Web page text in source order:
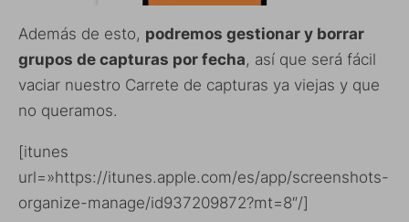
Además de esto, podremos gestionar y borrar
grupos de capturas por fecha, así que será fácil
vaciar nuestro Carrete de capturas ya viejas y que
no queramos.
[itunes
url=»https://itunes.apple.com/es/app/screenshots-
organize-manage/id937209872?mt=8″/]